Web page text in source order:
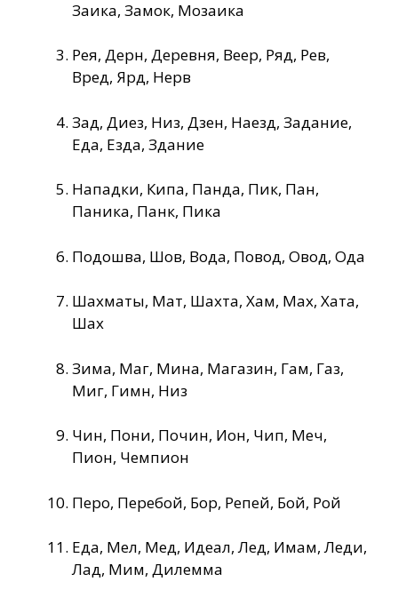
Заика, Замок, Мозаика
Рея, Дерн, Деревня, Веер, Ряд, Рев,
Вред, Ярд, Нерв
Зад, Диез, Низ, Дзен, Наезд, Задание,
Еда, Езда, Здание
Нападки, Кипа, Панда, Пик, Пан,
Паника, Панк, Пика
Подошва, Шов, Вода, Повод, Овод, Ода
Шахматы, Мат, Шахта, Хам, Мах, Хата,
Шах
Зима, Маг, Мина, Магазин, Гам, Газ,
Миг, Гимн, Низ
Чин, Пони, Почин, Ион, Чип, Меч,
Пион, Чемпион
Перо, Перебой, Бор, Репей, Бой, Рой
Еда, Мел, Мед, Идеал, Лед, Имам, Леди,
Лад, Мим, Дилемма